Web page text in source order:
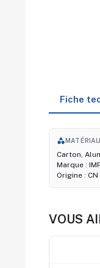
Fiche
category
Carton,
Marque :
Origine : CN
VOUS